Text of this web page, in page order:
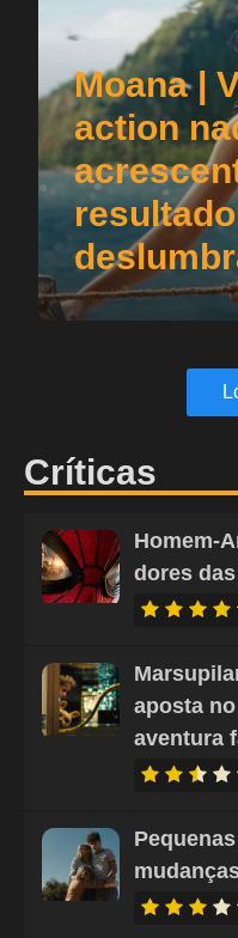
Moana |
action
Críticas
Homem-
dores
aposta
aventura